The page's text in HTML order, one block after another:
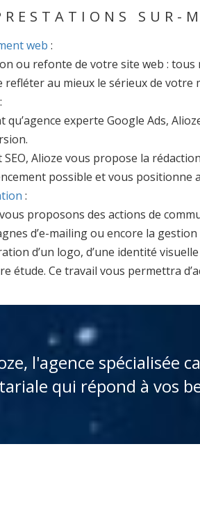
SUR-
web :
ou refonte de votre site web :
refléter au mieux le sérieux de votre
:
qu’agence experte Google Ads,
SEO, Alioze vous propose la
possible et vous positionne
:
proposons des actions de
d’e-mailing ou encore la
d’un logo, d’une identité
étude. Ce travail vous permettra
l'agence spécialisée
qui répond à vos